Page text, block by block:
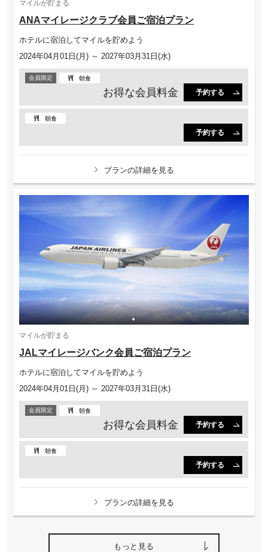
マイルが貯まる
ANAマイレージクラブ会員ご宿泊プラン
ホテルに宿泊してマイルを貯めよう
2024年04月01日(月) ～ 2027年03月31日(水)
会員限定 朝食
お得な会員料金 予約する
朝食
予約する
プランの詳細を見る
マイルが貯まる
JALマイレージバンク会員ご宿泊プラン
ホテルに宿泊してマイルを貯めよう
2024年04月01日(月) ～ 2027年03月31日(水)
会員限定 朝食
お得な会員料金 予約する
朝食
予約する
プランの詳細を見る
もっと見る